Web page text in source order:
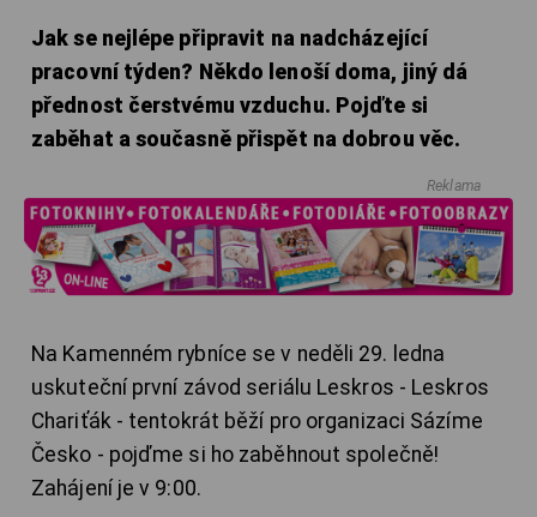
Jak se nejlépe připravit na nadcházející
pracovní týden? Někdo lenoší doma, jiný dá
přednost čerstvému vzduchu. Pojďte si
zaběhat a současně přispět na dobrou věc.
Reklama
Na Kamenném rybníce se v neděli 29. ledna
uskuteční první závod seriálu Leskros - Leskros
Chariťák - tentokrát běží pro organizaci Sázíme
Česko - pojďme si ho zaběhnout společně!
Zahájení je v 9:00.